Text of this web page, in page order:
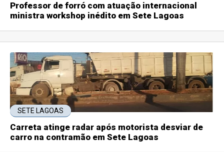
Professor de forró com atuação internacional
ministra workshop inédito em Sete Lagoas
SETE LAGOAS
Carreta atinge radar após motorista desviar de
carro na contramão em Sete Lagoas